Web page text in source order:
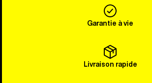
Garantie à vie
Livraison rapide